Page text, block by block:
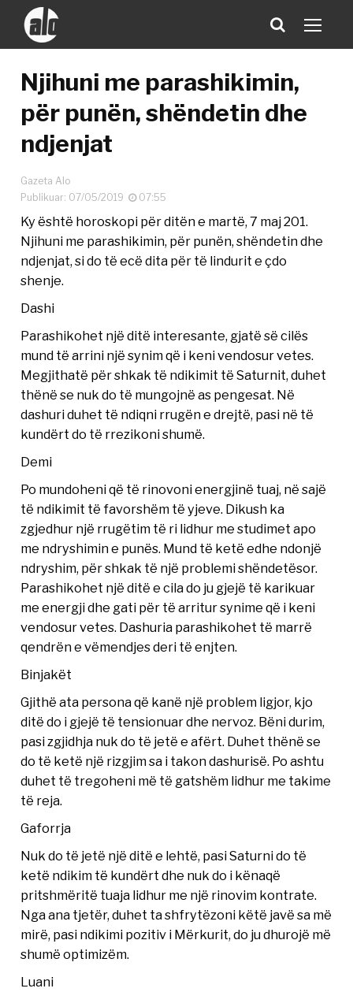
Njihuni me parashikimin,
për punën, shëndetin dhe
ndjenjat
Gazeta Alo
Publikuar: 07/05/2019
07:55
Ky është horoskopi për ditën e martë, 7 maj 201.
Njihuni me parashikimin, për punën, shëndetin dhe
ndjenjat, si do të ecë dita për të lindurit e çdo
shenje.
Dashi
Parashikohet një ditë interesante, gjatë së cilës
mund të arrini një synim që i keni vendosur vetes.
Megjithatë për shkak të ndikimit të Saturnit, duhet
thënë se nuk do të mungojnë as pengesat. Në
dashuri duhet të ndiqni rrugën e drejtë, pasi në të
kundërt do të rrezikoni shumë.
Demi
Po mundoheni që të rinovoni energjinë tuaj, në sajë
të ndikimit të favorshëm të yjeve. Dikush ka
zgjedhur një rrugëtim të ri lidhur me studimet apo
me ndryshimin e punës. Mund të ketë edhe ndonjë
ndryshim, për shkak të një problemi shëndetësor.
Parashikohet një ditë e cila do ju gjejë të karikuar
me energji dhe gati për të arritur synime që i keni
vendosur vetes. Dashuria parashikohet të marrë
qendrën e vëmendjes deri të enjten.
Binjakët
Gjithë ata persona që kanë një problem ligjor, kjo
ditë do i gjejë të tensionuar dhe nervoz. Bëni durim,
pasi zgjidhja nuk do të jetë e afërt. Duhet thënë se
do të ketë një rizgjim sa i takon dashurisë. Po ashtu
duhet të tregoheni më të gatshëm lidhur me takime
të reja.
Gaforrja
Nuk do të jetë një ditë e lehtë, pasi Saturni do të
ketë ndikim të kundërt dhe nuk do i kënaqë
pritshmëritë tuaja lidhur me një rinovim kontrate.
Nga ana tjetër, duhet ta shfrytëzoni këtë javë sa më
mirë, pasi ndikimi pozitiv i Mërkurit, do ju dhurojë më
shumë optimizëm.
Luani